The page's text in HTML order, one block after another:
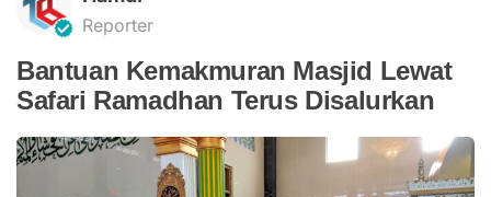
Reporter
Bantuan Kemakmuran Masjid Lewat
Safari Ramadhan Terus Disalurkan